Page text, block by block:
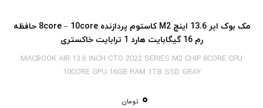
مک بوک ایر 13.6 اینچ M2 کاستوم پردازنده 8core – 10core حافظه
رم 16 گیگابایت هارد 1 ترابایت خاکستری
MACBOOK AIR 13.6 INCH CTO 2022 SERIES M2 CHIP 8CORE CPU
10CORE GPU 16GB RAM 1TB SSD GRAY
0 تومان